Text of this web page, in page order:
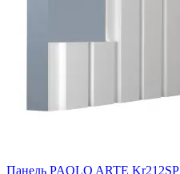
Панель PAOLO ARTE Kr212SP